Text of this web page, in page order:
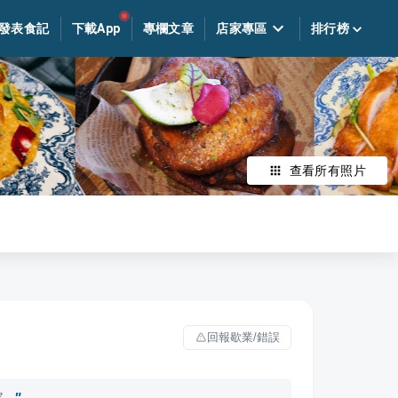
表食記 下載App 專欄文章 店家專區 排行榜
查看所有照片
回報歇業/錯誤